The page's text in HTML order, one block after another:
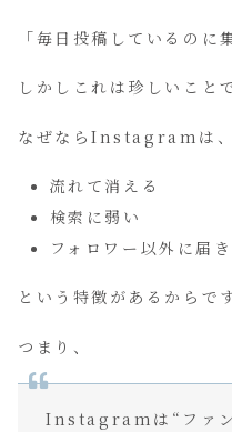
「毎日投稿しているのに
しかしこれは珍しいこと
なぜならInstagramは、
流れて消える
検索に弱い
フォロワー以外に届
という特徴があるからです
つまり、
Instagramは“ファン